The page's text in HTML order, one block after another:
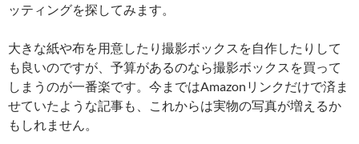
ッティングを探してみます。
大きな紙や布を用意したり撮影ボックスを自作したりして
も良いのですが、予算があるのなら撮影ボックスを買って
しまうのが一番楽です。今まではAmazonリンクだけで済ま
せていたような記事も、これからは実物の写真が増えるか
もしれません。